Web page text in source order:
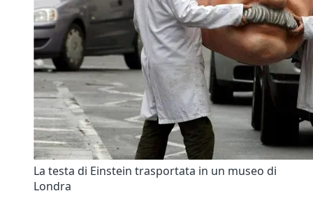
La testa di Einstein trasportata in un museo di
Londra